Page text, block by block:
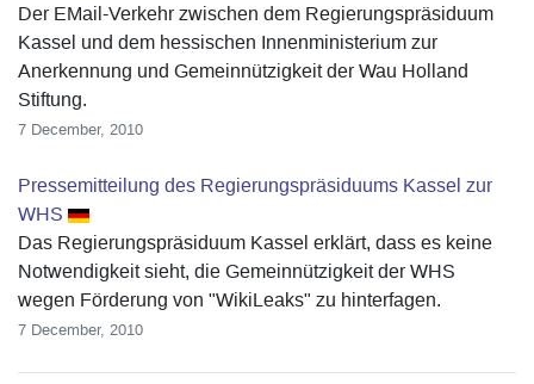
Der EMail-Verkehr zwischen dem Regierungspräsiduum
Kassel und dem hessischen Innenministerium zur
Anerkennung und Gemeinnützigkeit der Wau Holland
Stiftung.
7 December, 2010
Pressemitteilung des Regierungspräsiduums Kassel zur
WHS
Das Regierungspräsiduum Kassel erklärt, dass es keine
Notwendigkeit sieht, die Gemeinnützigkeit der WHS
wegen Förderung von "WikiLeaks" zu hinterfagen.
7 December, 2010